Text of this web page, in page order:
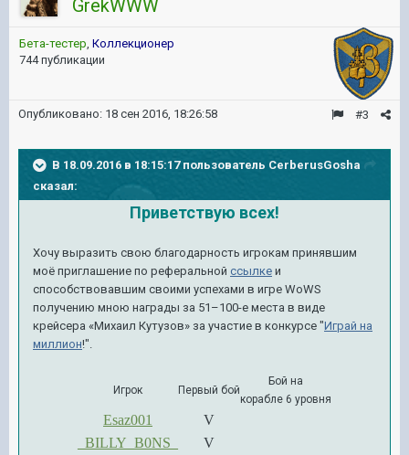
GrekWWW
Бета-тестер, Коллекционер
744 публикации
#3
Опубликовано: 18 сен 2016, 18:26:58
В 18.09.2016 в 18:15:17 пользователь CerberusGosha
сказал:
Приветствую всех!
Хочу выразить свою благодарность игрокам принявшим
моё приглашение по реферальной ссылке и
способствовавшим своими успехами в игре WoWS
получению мною награды за 51–100-е места в виде
крейсера «Михаил Кутузов» за участие в конкурсе "Играй на
миллион!".
Игрок Первый бой
Бой на
корабле 6 уровня
Esaz001
V
_BILLY_B0NS_
V